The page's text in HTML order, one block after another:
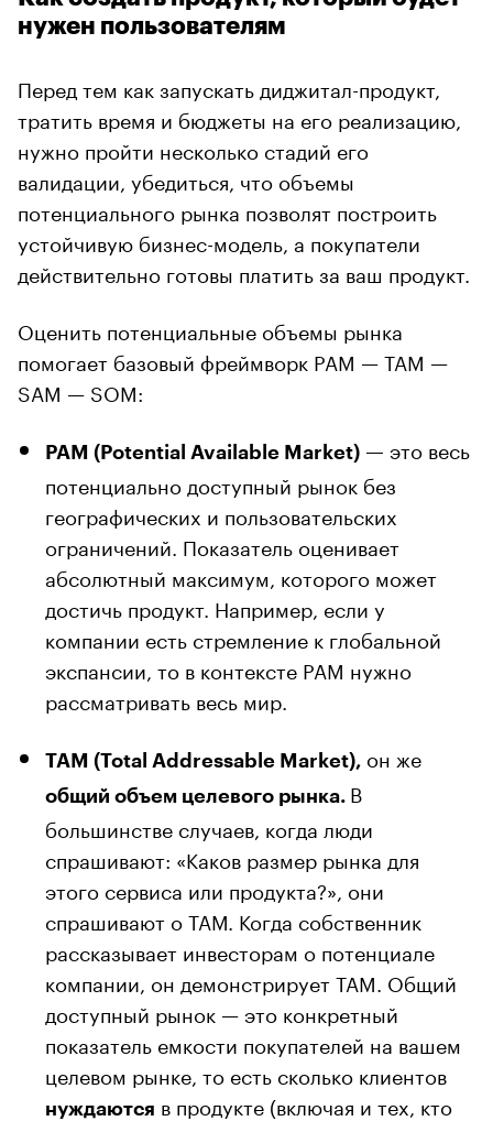
нужен пользователям
Перед тем как запускать диджитал-продукт,
тратить время и бюджеты на его реализацию,
нужно пройти несколько стадий его
валидации, убедиться, что объемы
потенциального рынка позволят построить
устойчивую бизнес-модель, а покупатели
действительно готовы платить за ваш продукт.
Оценить потенциальные объемы рынка
помогает базовый фреймворк PAM — TAM —
SAM — SOM:
PAM (Potential Available Market) — это весь
потенциально доступный рынок без
географических и пользовательских
ограничений. Показатель оценивает
абсолютный максимум, которого может
достичь продукт. Например, если у
компании есть стремление к глобальной
экспансии, то в контексте PAM нужно
рассматривать весь мир.
TAM (Total Addressable Market), он же
общий объем целевого рынка. В
большинстве случаев, когда люди
спрашивают: «Каков размер рынка для
этого сервиса или продукта?», они
спрашивают о ТАМ. Когда собственник
рассказывает инвесторам о потенциале
компании, он демонстрирует TAM. Общий
доступный рынок — это конкретный
показатель емкости покупателей на вашем
целевом рынке, то есть сколько клиентов
нуждаются в продукте (включая и тех, кто